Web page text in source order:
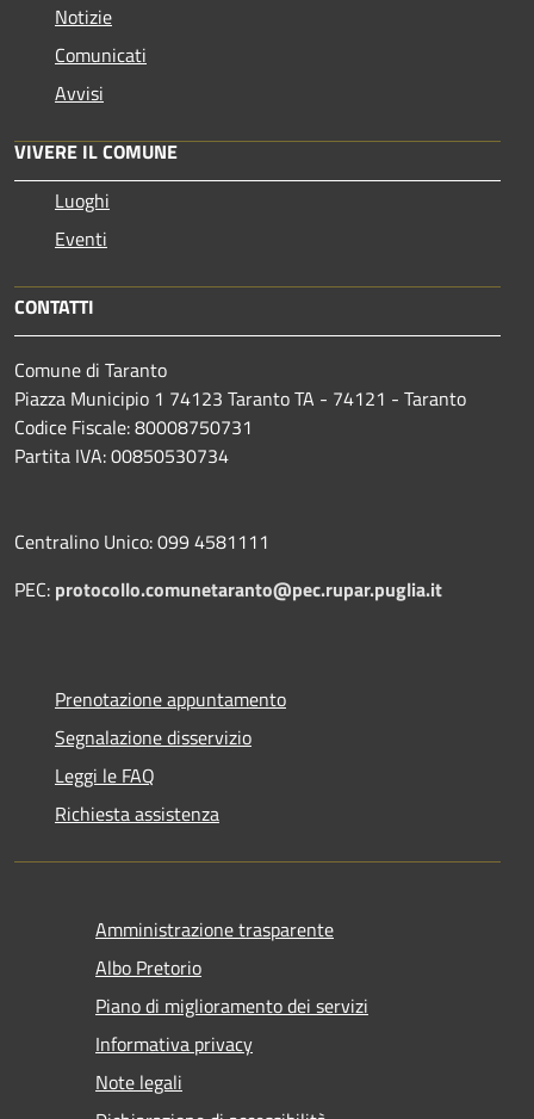
Notizie
Comunicati
Avvisi
VIVERE IL COMUNE
Luoghi
Eventi
CONTATTI
Comune di Taranto
Piazza Municipio 1 74123 Taranto TA - 74121 - Taranto
Codice Fiscale: 80008750731
Partita IVA: 00850530734
Centralino Unico: 099 4581111
PEC: protocollo.comunetaranto@pec.rupar.puglia.it
Prenotazione appuntamento
Segnalazione disservizio
Leggi le FAQ
Richiesta assistenza
Amministrazione trasparente
Albo Pretorio
Piano di miglioramento dei servizi
Informativa privacy
Note legali